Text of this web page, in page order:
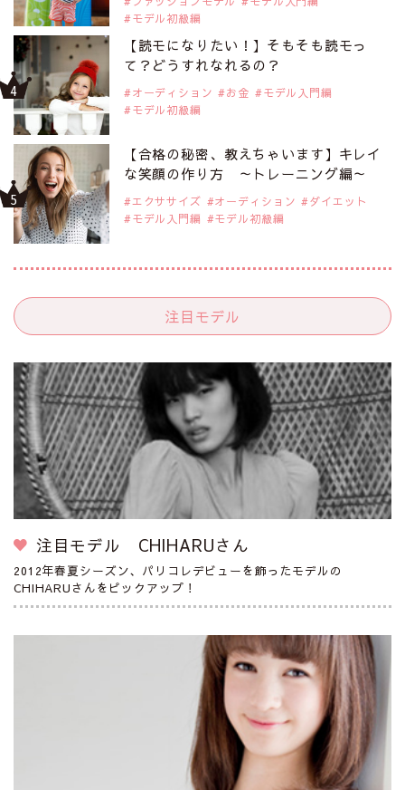
モデル初級編
【読モになりたい！】そもそも読モっ
て？どうすれなれるの？
オーディション お金
モデル入門編
モデル初級編
【合格の秘密、教えちゃいます】キレイ
な笑顔の作り方 ～トレーニング編～
エクササイズ オーディション
ダイエット
モデル入門編
モデル初級編
注目モデル
注目モデル CHIHARUさん
2012年春夏シーズン、パリコレデビューを飾ったモデルの
CHIHARUさんをピックアップ！